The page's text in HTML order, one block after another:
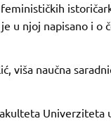
u njoj napisano i o
viša naučna
Univerziteta